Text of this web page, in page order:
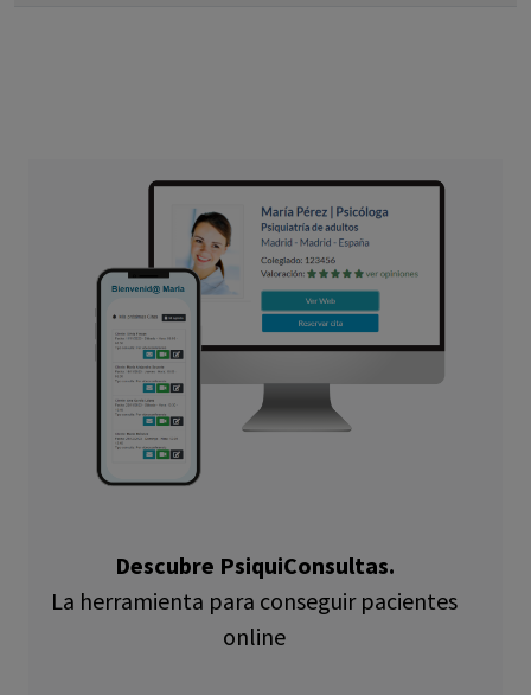
Descubre PsiquiConsultas.
La herramienta para conseguir pacientes
online